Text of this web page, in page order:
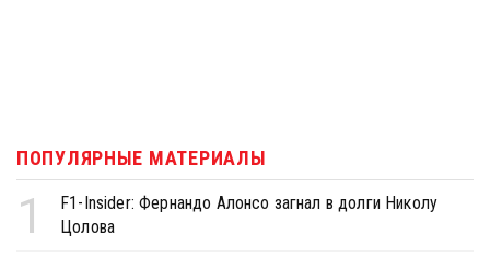
ПОПУЛЯРНЫЕ МАТЕРИАЛЫ
1
F1-Insider: Фернандо Алонсо загнал в долги Николу
Цолова